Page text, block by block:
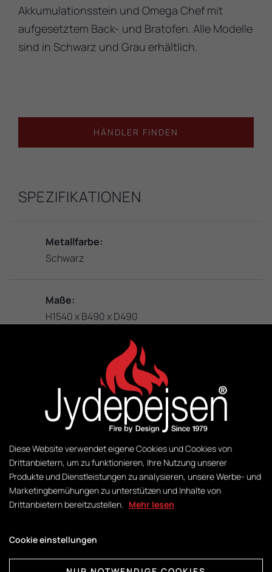
Akkumulationsstein und Omega Chef mit
aufgesetztem Back- und Bratofen. Alle Modelle
sind in Schwarz und Grau erhältlich.
HÄNDLER FINDEN
SPEZIFIKATIONEN
Metallfarbe:
Schwarz
Maße:
H1540 x B490 x D490
M2:
50 - 140
Gewicht:
169 kg
Steuerung:
DuplicAir®
Diese Website verwendet eigene Cookies und Cookies von
Drittanbietern, um zu funktionieren, Ihre Nutzung unserer
Produkte und Dienstleistungen zu analysieren, unsere Werbe- und
Marketingbemühungen zu unterstützen und Inhalte von
Drittanbietern bereitzustellen. Mehr lesen
Cookie einstellungen